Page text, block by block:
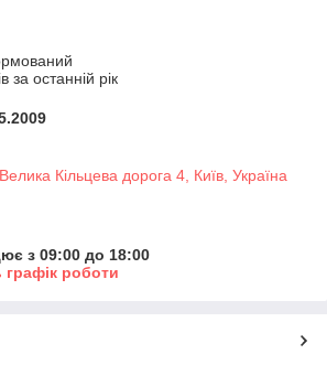
за останній рік
Кільцева дорога 4, Київ, Україна
з 09:00 до 18:00
графік роботи